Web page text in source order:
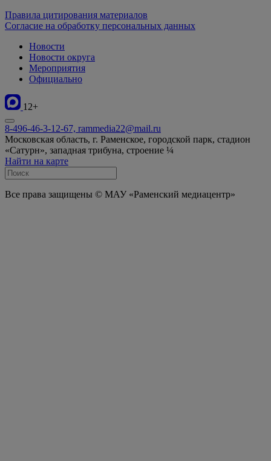
Правила цитирования материалов
Согласие на обработку персональных данных
Новости
Новости округа
Мероприятия
Официально
12+
8-496-46-3-12-67, rammedia22@mail.ru
Московская область, г. Раменское, городской парк, стадион
«Сатурн», западная трибуна, строение ¼
Найти на карте
Все права защищены © МАУ «Раменский медиацентр»